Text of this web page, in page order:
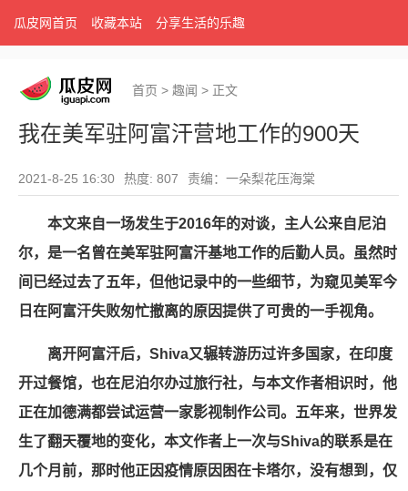
瓜皮网首页 收藏本站 分享生活的乐趣
首页 > 趣闻 > 正文
我在美军驻阿富汗营地工作的900天
2021-8-25 16:30 热度: 807 责编：一朵梨花压海棠
本文来自一场发生于2016年的对谈，主人公来自尼泊
尔，是一名曾在美军驻阿富汗基地工作的后勤人员。虽然时
间已经过去了五年，但他记录中的一些细节，为窥见美军今
日在阿富汗失败匆忙撤离的原因提供了可贵的一手视角。
离开阿富汗后，Shiva又辗转游历过许多国家，在印度
开过餐馆，也在尼泊尔办过旅行社，与本文作者相识时，他
正在加德满都尝试运营一家影视制作公司。五年来，世界发
生了翻天覆地的变化，本文作者上一次与Shiva的联系是在
几个月前，那时他正因疫情原因困在卡塔尔，没有想到，仅